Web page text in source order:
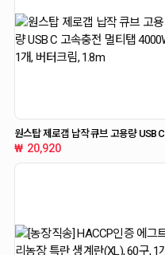
원스탑 제로갭 납작 큐브 고용량 USB C
고속충전 멀티탭 4000W, 1개, 버터크림,
20,920